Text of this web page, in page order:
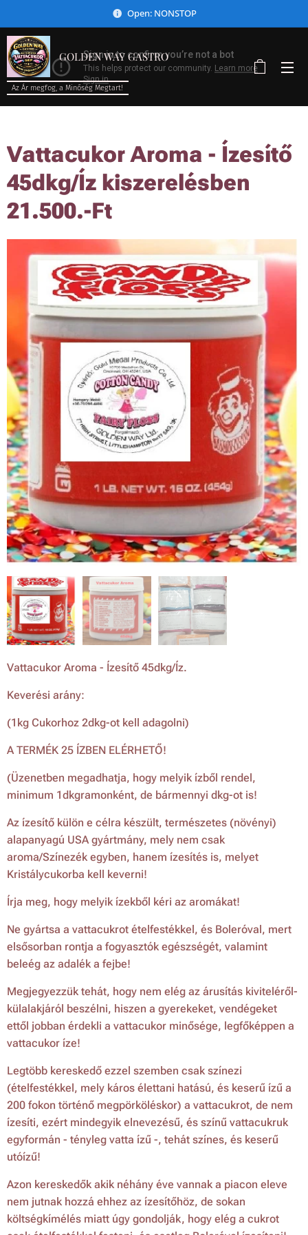
Open: NONSTOP
GOLDEN WAY GASTRO
Az Ár megfog, a Minőség Megtart!
Vattacukor Aroma - Ízesítő
45dkg/Íz kiszerelésben
21.500.-Ft
Vattacukor Aroma - Ízesítő 45dkg/Íz.
Keverési arány:
(1kg Cukorhoz 2dkg-ot kell adagolni)
A TERMÉK 25 ÍZBEN ELÉRHETŐ!
(Üzenetben megadhatja, hogy melyik ízből rendel,
minimum 1dkgramonként, de bármennyi dkg-ot is!
Az ízesítő külön e célra készült, természetes (növényi)
alapanyagú USA gyártmány, mely nem csak
aroma/Színezék egyben, hanem ízesítés is, melyet
Kristálycukorba kell keverni!
Írja meg, hogy melyik ízekből kéri az aromákat!
Ne gyártsa a vattacukrot ételfestékkel, és Boleróval, mert
elsősorban rontja a fogyasztók egészségét, valamint
beleég az adalék a fejbe!
Megjegyezzük tehát, hogy nem elég az árusítás kiviteléről-
külalakjáról beszélni, hiszen a gyerekeket, vendégeket
ettől jobban érdekli a vattacukor minősége, legfőképpen a
vattacukor íze!
Legtöbb kereskedő ezzel szemben csak színezi
(ételfestékkel, mely káros élettani hatású, és keserű ízű a
200 fokon történő megpörköléskor) a vattacukrot, de nem
ízesíti, ezért mindegyik elnevezésű, és színű vattacukruk
egyformán - tényleg vatta ízű -, tehát színes, és keserű
utóízű!
Azon kereskedők akik néhány éve vannak a piacon eleve
nem jutnak hozzá ehhez az ízesítőhöz, de sokan
költségkímélés miatt úgy gondolják, hogy elég a cukrot